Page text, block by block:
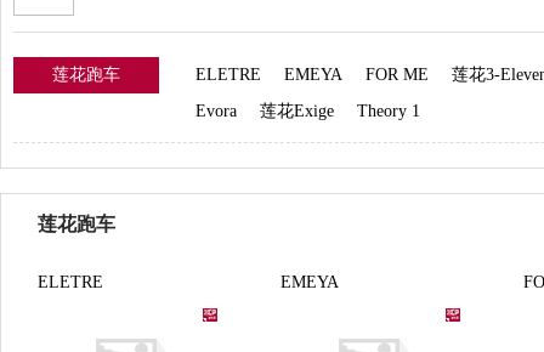
莲花跑车 ELETRE EMEYA FOR ME
莲花3-
Evora
莲花Exige Theory 1
莲花跑车
ELETRE EMEYA